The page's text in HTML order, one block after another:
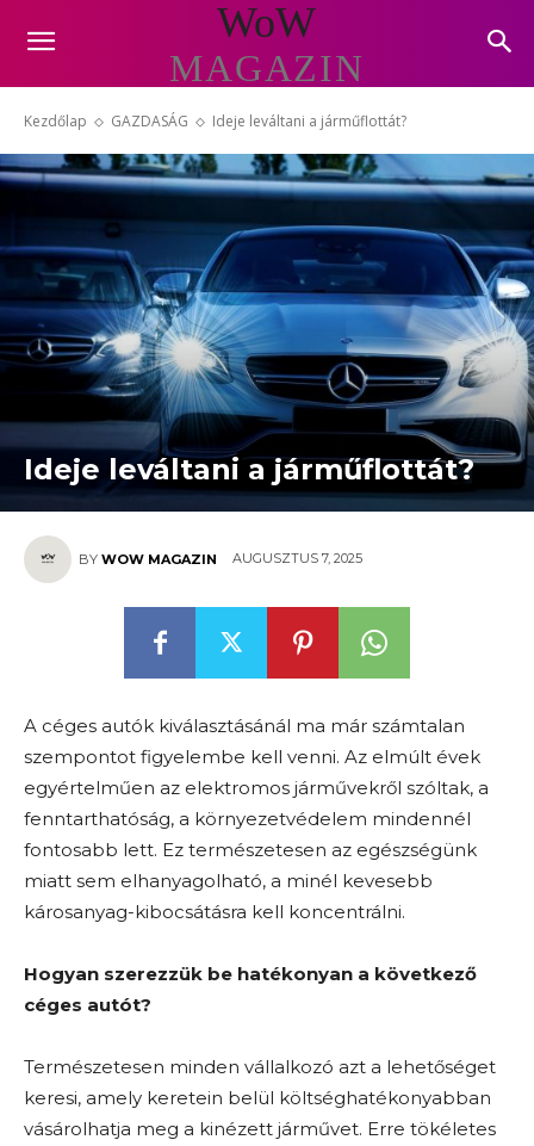
WoW
MAGAZIN
Kezdőlap GAZDASÁG Ideje leváltani a járműflottát?
Ideje leváltani a járműflottát?
BY WOW MAGAZIN AUGUSZTUS 7, 2025
A céges autók kiválasztásánál ma már számtalan
szempontot figyelembe kell venni. Az elmúlt évek
egyértelműen az elektromos járművekről szóltak, a
fenntarthatóság, a környezetvédelem mindennél
fontosabb lett. Ez természetesen az egészségünk
miatt sem elhanyagolható, a minél kevesebb
károsanyag-kibocsátásra kell koncentrálni.
Hogyan szerezzük be hatékonyan a következő
céges autót?
Természetesen minden vállalkozó azt a lehetőséget
keresi, amely keretein belül költséghatékonyabban
vásárolhatja meg a kinézett járművet. Erre tökéletes